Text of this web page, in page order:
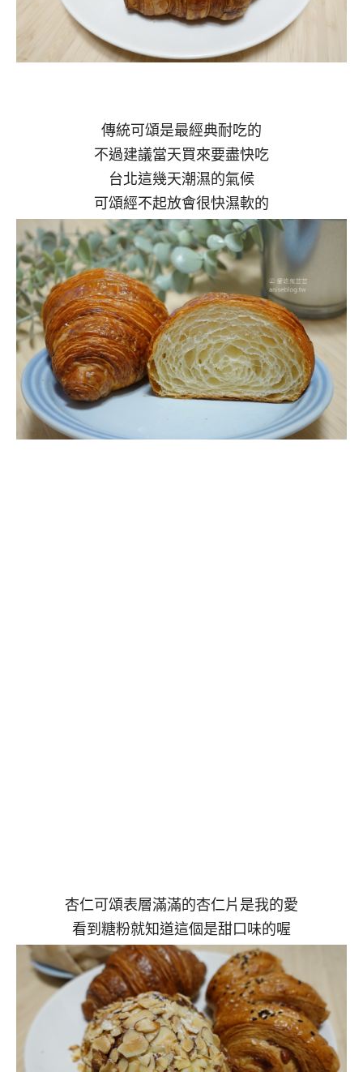
傳統可頌是最經典耐吃的
不過建議當天買來要盡快吃
台北這幾天潮濕的氣候
可頌經不起放會很快濕軟的
杏仁可頌表層滿滿的杏仁片是我的愛
看到糖粉就知道這個是甜口味的喔